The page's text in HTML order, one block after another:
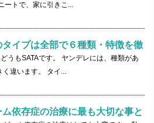
ートで、家に引きこ...
タイプは全部で６種類・特徴を徹
どうもSATAです。 ヤンデレには、種類があ
く違います。 タイ...
ム依存症の治療に最も大切な事と